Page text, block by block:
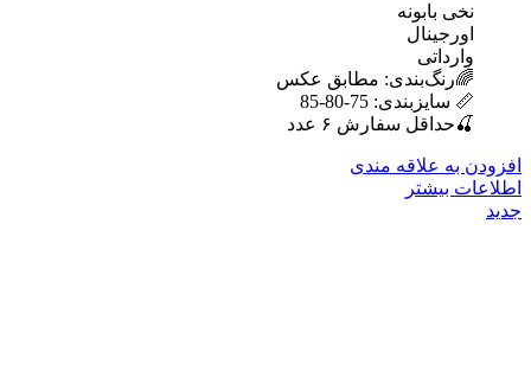
نخی بابونه
اورجینال
وارداتی
🌈رنگ‌بندی: مطابق عکس
📏 سایزبندی: 75-80-85
🍒حداقل سفارش ۶ عدد
افزودن به علاقه مندی
اطلاعات بیشتر
جدید